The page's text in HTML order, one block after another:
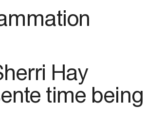
Hay
time being